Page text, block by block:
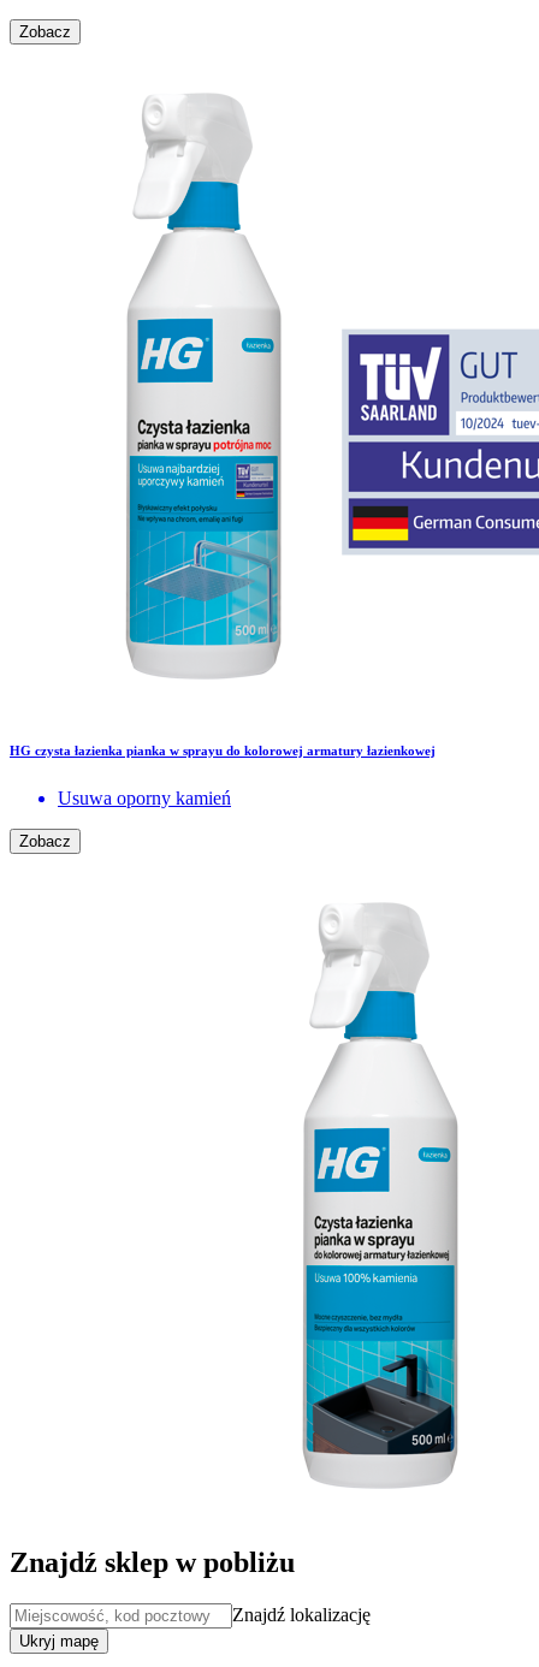
Zobacz
HG czysta łazienka pianka w sprayu do kolorowej armatury łazienkowej
Usuwa oporny kamień
Zobacz
Znajdź sklep w pobliżu
Znajdź lokalizację
Ukryj mapę